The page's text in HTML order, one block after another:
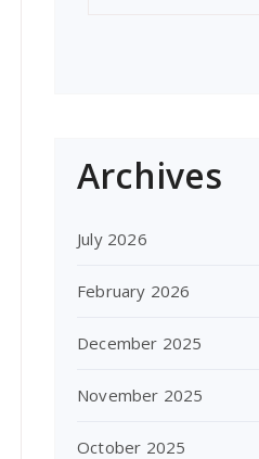
Archives
July 2026
February 2026
December 2025
November 2025
October 2025